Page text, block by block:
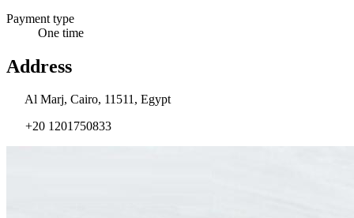
Payment type
One time
Address
Al Marj, Cairo, 11511, Egypt
+20 1201750833